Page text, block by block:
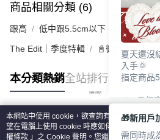
商品相關分類 (6)
跟高 低中跟5.5cm以下
The Edit｜季度特輯 📓微甜加氛樂
本分類熱銷全站排行
熱門標籤
本網站中使用 cookie，欲查詢有關本網站使用
望在電腦上使用 cookie 時應如何變更電腦的
權條款 」之 Cookie 聲明。您繼續使用本網站
夏天還沒
入手🌞
指定商品
🎉 8月優
①LINE購
②每周限
③指定商
🎁新用戶
需同時成